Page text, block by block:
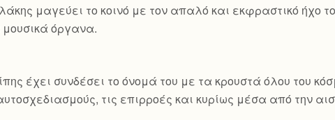
μαγεύει το κοινό με τον απαλό και εκφραστικό
όργανα.
έχει συνδέσει το όνομά του με τα κρουστά όλου του
τις επιρροές και κυρίως μέσα από την